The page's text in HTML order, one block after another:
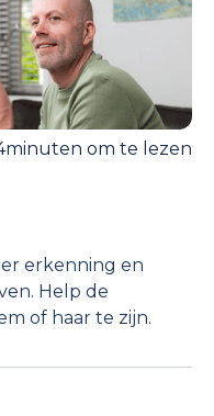
minuten om te lezen
erkenning en
Help de
of haar te zijn.